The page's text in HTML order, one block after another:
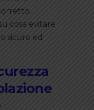
cosa evitare
sicuro ed